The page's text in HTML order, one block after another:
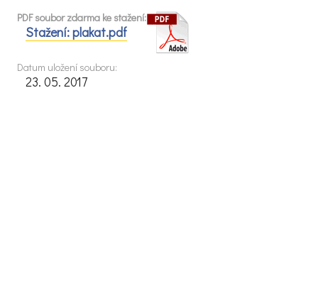
PDF soubor zdarma ke stažení:
Stažení: plakat.pdf
Datum uložení souboru:
23. 05. 2017